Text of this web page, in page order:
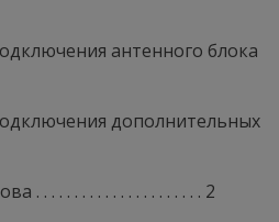
антенного блока
дополнительных
. . . . . . . . . . . . . . . . . . . . . 2